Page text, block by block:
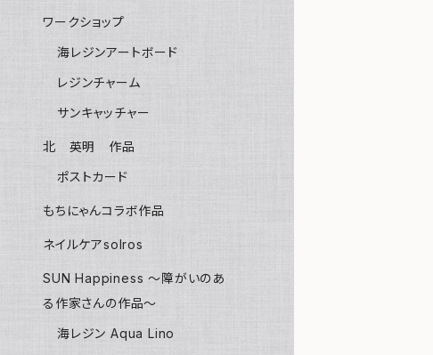
ワークショップ
海レジンアートボード
レジンチャーム
サンキャッチャー
北 英明 作品
ポストカード
もちにゃんコラボ作品
ネイルケアsolros
SUN Happiness ～障がいのあ
る作家さんの作品～
海レジン Aqua Lino